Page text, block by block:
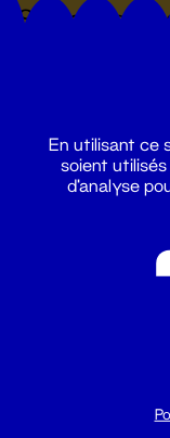
Suivez
Du lundi au
En utilisant ce
soient
d'analyse